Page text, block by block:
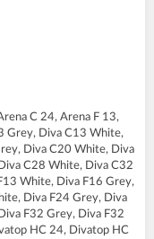
32 C
18A-E
25 A
25A-E
25C
35 A
35A-E
35C
C 24, Arena F 13,
Grey, Diva C13 White,
Diva C20 White, Diva
C28 White, Diva C32
White, Diva F16 Grey,
Diva F24 Grey, Diva
F32 Grey, Diva F32
HC 24, Divatop HC